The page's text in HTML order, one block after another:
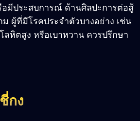
อมีประสบการณ์ ด้านศิลปะการต่อสู้
ม ผู้ที่มีโรคประจำตัวบางอย่าง เช่น
หิตสูง หรือเบาหวาน ควรปรึกษา
กง